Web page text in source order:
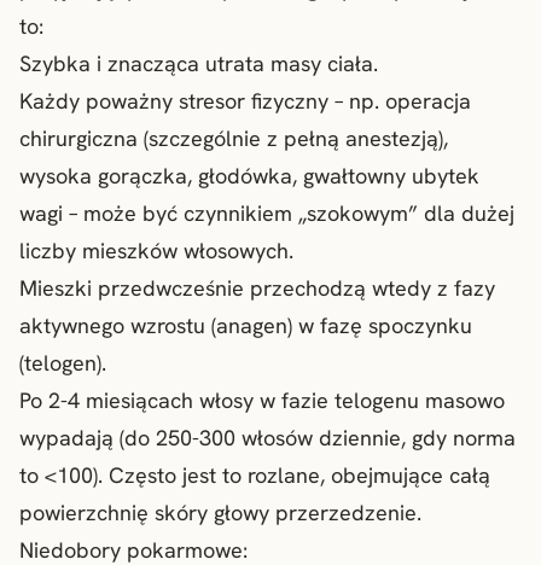
to:
Szybka i znacząca utrata masy ciała.
Każdy poważny stresor fizyczny – np. operacja
chirurgiczna (szczególnie z pełną anestezją),
wysoka gorączka, głodówka, gwałtowny ubytek
wagi – może być czynnikiem „szokowym” dla dużej
liczby mieszków włosowych.
Mieszki przedwcześnie przechodzą wtedy z fazy
aktywnego wzrostu (anagen) w fazę spoczynku
(telogen).
Po 2-4 miesiącach włosy w fazie telogenu masowo
wypadają (do 250-300 włosów dziennie, gdy norma
to <100). Często jest to rozlane, obejmujące całą
powierzchnię skóry głowy przerzedzenie.
Niedobory pokarmowe: